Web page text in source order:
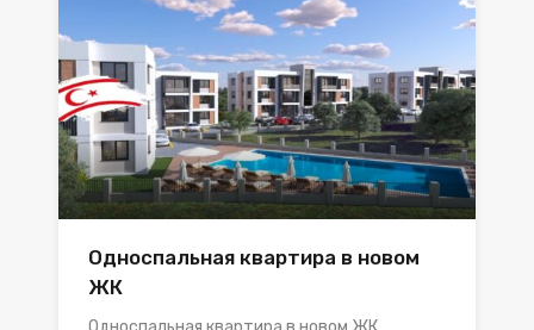
Односпальная квартира в новом
ЖК